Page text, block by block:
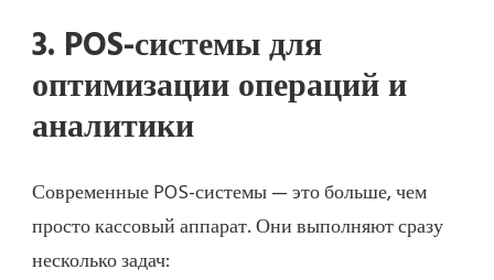
3. POS-системы для
оптимизации операций и
аналитики
Современные POS-системы — это больше, чем
просто кассовый аппарат. Они выполняют сразу
несколько задач: